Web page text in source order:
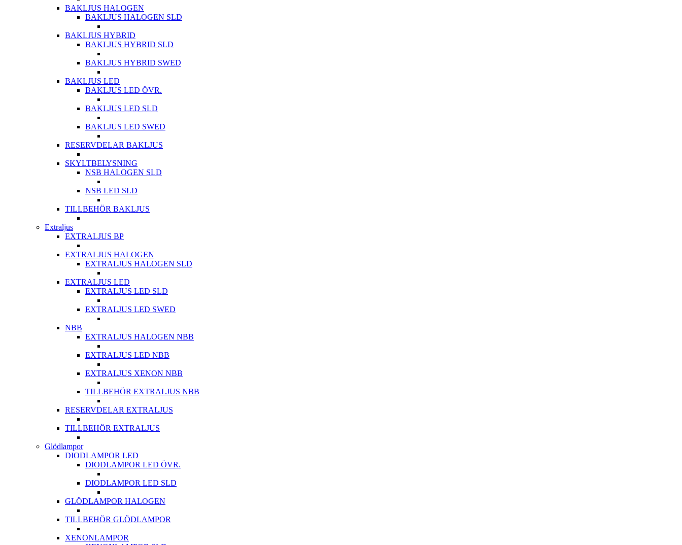
BAKLJUS HALOGEN
BAKLJUS HALOGEN SLD
BAKLJUS HYBRID
BAKLJUS HYBRID SLD
BAKLJUS HYBRID SWED
BAKLJUS LED
BAKLJUS LED ÖVR.
BAKLJUS LED SLD
BAKLJUS LED SWED
RESERVDELAR BAKLJUS
SKYLTBELYSNING
NSB HALOGEN SLD
NSB LED SLD
TILLBEHÖR BAKLJUS
Extraljus
EXTRALJUS BP
EXTRALJUS HALOGEN
EXTRALJUS HALOGEN SLD
EXTRALJUS LED
EXTRALJUS LED SLD
EXTRALJUS LED SWED
NBB
EXTRALJUS HALOGEN NBB
EXTRALJUS LED NBB
EXTRALJUS XENON NBB
TILLBEHÖR EXTRALJUS NBB
RESERVDELAR EXTRALJUS
TILLBEHÖR EXTRALJUS
Glödlampor
DIODLAMPOR LED
DIODLAMPOR LED ÖVR.
DIODLAMPOR LED SLD
GLÖDLAMPOR HALOGEN
TILLBEHÖR GLÖDLAMPOR
XENONLAMPOR